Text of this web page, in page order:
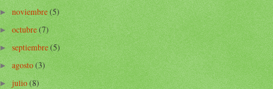
noviembre(5)
octubre(7)
septiembre(5)
agosto(3)
julio(8)